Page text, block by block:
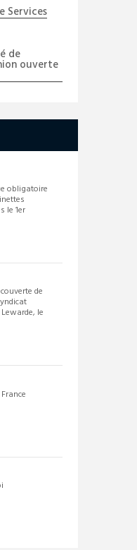
Services
de
ouverte
obligatoire
le 1er
de
le